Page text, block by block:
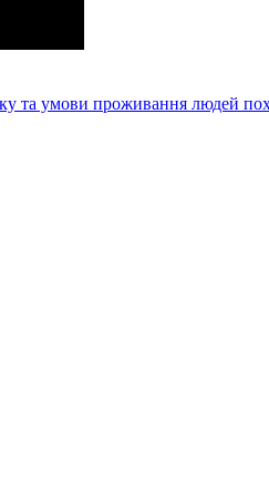
та умови проживання людей